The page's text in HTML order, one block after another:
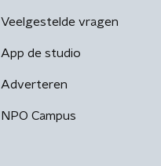
Veelgestelde vragen
App de studio
Adverteren
NPO Campus